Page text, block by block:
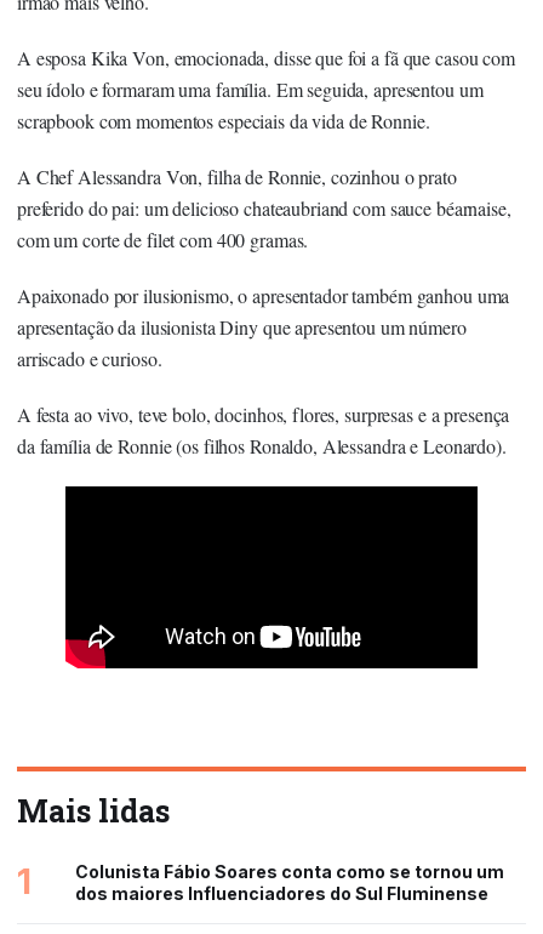
A esposa Kika Von, emocionada, disse que foi a fã que casou com
seu ídolo e formaram uma família. Em seguida, apresentou um
scrapbook com momentos especiais da vida de Ronnie.
A Chef Alessandra Von, filha de Ronnie, cozinhou o prato
preferido do pai: um delicioso chateaubriand com sauce béarnaise,
com um corte de filet com 400 gramas.
Apaixonado por ilusionismo, o apresentador também ganhou uma
apresentação da ilusionista Diny que apresentou um número
arriscado e curioso.
A festa ao vivo, teve bolo, docinhos, flores, surpresas e a presença
da família de Ronnie (os filhos Ronaldo, Alessandra e Leonardo).
Mais lidas
1
Colunista Fábio Soares conta como se tornou um
dos maiores Influenciadores do Sul Fluminense